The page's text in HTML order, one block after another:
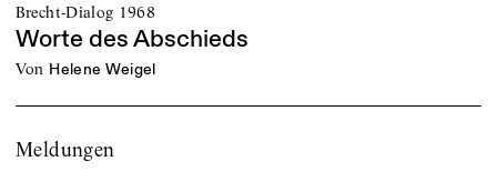
Brecht-Dialog 1968
Worte des Abschieds
von Helene Weigel
Meldungen